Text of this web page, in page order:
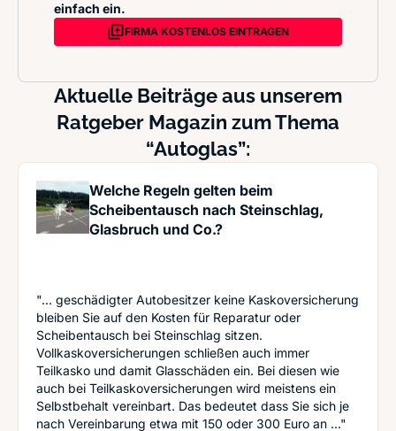
einfach ein.
FIRMA KOSTENLOS EINTRAGEN
Aktuelle Beiträge aus unserem
Ratgeber Magazin zum Thema
“Autoglas”:
Welche Regeln gelten beim
Scheibentausch nach Steinschlag,
Glasbruch und Co.?
"... geschädigter Autobesitzer keine Kaskoversicherung
bleiben Sie auf den Kosten für Reparatur oder
Scheibentausch bei Steinschlag sitzen.
Vollkaskoversicherungen schließen auch immer
Teilkasko und damit Glasschäden ein. Bei diesen wie
auch bei Teilkaskoversicherungen wird meistens ein
Selbstbehalt vereinbart. Das bedeutet dass Sie sich je
nach Vereinbarung etwa mit 150 oder 300 Euro an ..."